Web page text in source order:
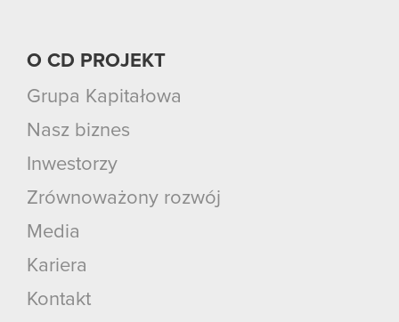
O CD PROJEKT
Grupa Kapitałowa
Nasz biznes
Inwestorzy
Zrównoważony rozwój
Media
Kariera
Kontakt